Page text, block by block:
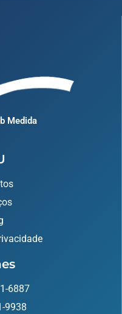
Medida
6887
9938